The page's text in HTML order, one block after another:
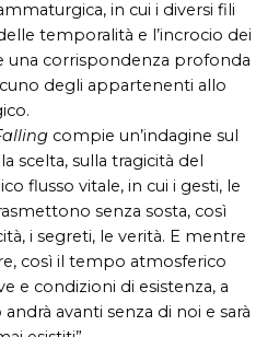
in cui i diversi fili
temporalità e l’incrocio dei
una corrispondenza profonda
degli appartenenti allo
compie un’indagine sul
scelta, sulla tragicità del
flusso vitale, in cui i gesti, le
senza sosta, così
i segreti, le verità. E mentre
così il tempo atmosferico
e condizioni di esistenza, a
avanti senza di noi e sarà